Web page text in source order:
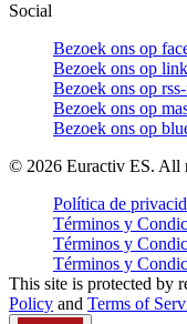
Social
Bezoek ons op
Bezoek ons op
Bezoek ons op
Bezoek ons op
Bezoek ons op
© 2026 Euractiv ES. All
Política de
Términos y
Términos y
Términos y
This site is protected by
Policy and Terms of